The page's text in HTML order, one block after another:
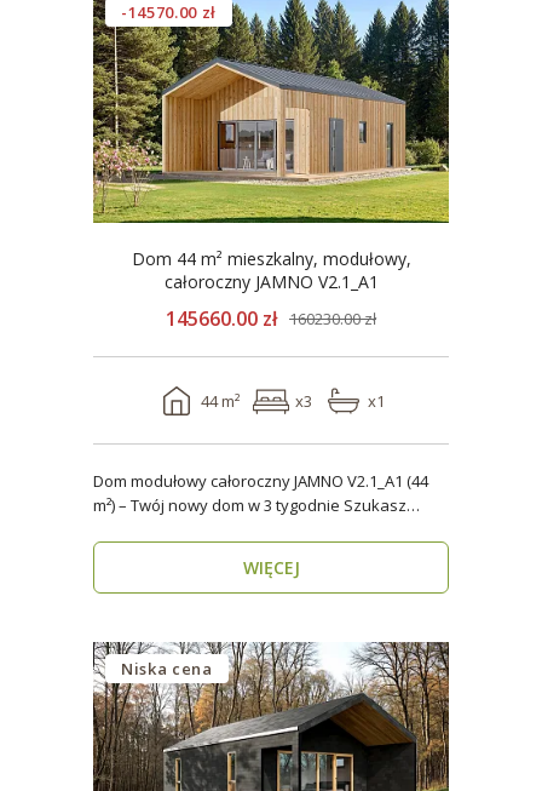
-14570.00 zł
Dom 44 m² mieszkalny, modułowy,
całoroczny JAMNO V2.1_A1
145660.00 zł 160230.00 zł
44 m² x3 x1
Dom modułowy całoroczny JAMNO V2.1_A1 (44
m²) – Twój nowy dom w 3 tygodnie Szukasz
WIĘCEJ
Niska cena